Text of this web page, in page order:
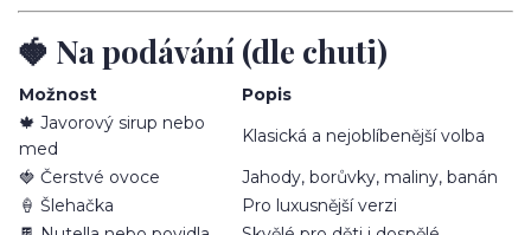
🍓 Na podávání (dle chuti)
Možnost
Popis
🍁 Javorový sirup nebo
med
Klasická a nejoblíbenější volba
🍓 Čerstvé ovoce
Jahody, borůvky, maliny, banán
🍦 Šlehačka
Pro luxusnější verzi